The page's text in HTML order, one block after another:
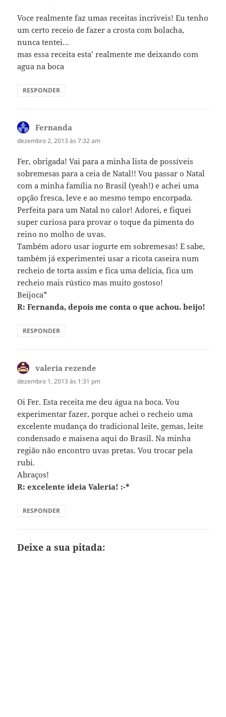
Voce realmente faz umas receitas incriveis! Eu tenho
um certo receio de fazer a crosta com bolacha,
nunca tentei…
mas essa receita esta’ realmente me deixando com
agua na boca
RESPONDER
Fernanda
dezembro 2, 2013 às 7:32 am
Fer, obrigada! Vai para a minha lista de possíveis
sobremesas para a ceia de Natal!! Vou passar o Natal
com a minha família no Brasil (yeah!) e achei uma
opção fresca, leve e ao mesmo tempo encorpada.
Perfeita para um Natal no calor! Adorei, e fiquei
super curiosa para provar o toque da pimenta do
reino no molho de uvas.
Também adoro usar iogurte em sobremesas! E sabe,
também já experimentei usar a ricota caseira num
recheio de torta assim e fica uma delícia, fica um
recheio mais rústico mas muito gostoso!
Beijoca*
R: Fernanda, depois me conta o que achou. beijo!
RESPONDER
valeria rezende
dezembro 1, 2013 às 1:31 pm
Oi Fer. Esta receita me deu água na boca. Vou
experimentar fazer, porque achei o recheio uma
excelente mudança do tradicional leite, gemas, leite
condensado e maisena aqui do Brasil. Na minha
região não encontro uvas pretas. Vou trocar pela
rubi.
Abraços!
R: excelente ideia Valeria! :-*
RESPONDER
Deixe a sua pitada: